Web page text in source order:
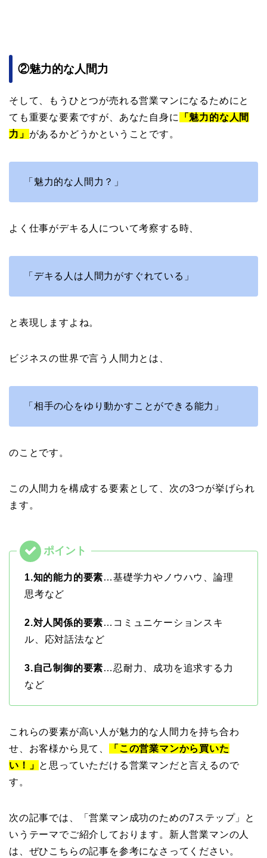
②魅力的な人間力
そして、もうひとつが売れる営業マンになるためにと
ても重要な要素ですが、あなた自身に 「 魅力的な人間
力」 があるかどうかということです。
「魅力的な人間力？」
よく仕事がデキる人について考察する時、
「デキる人は人間力がすぐれている」
と表現しますよね。
ビジネスの世界で言う人間力とは、
「相手の心をゆり動かすことができる能力」
のことです。
この人間力を構成する要素として、次の3つが挙げられ
ます。
1.知的能力的要素…基礎学力やノウハウ、論理
思考など
2.対人関係的要素…コミュニケーションスキ
ル、応対話法など
3.自己制御的要素…忍耐力、成功を追求する力
など
これらの要素が高い人が魅力的な人間力を持ち合わ
せ、お客様から見て、
「この営業マンから買いた
い！」 と思っていただける営業マンだと言えるので
す。
次の記事では、「営業マン成功のための7ステップ」と
いうテーマでご紹介しております。新人営業マンの人
は、ぜひこちらの記事を参考になさってください。